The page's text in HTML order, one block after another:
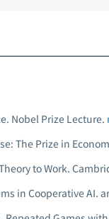
Nobel Prize Lecture.
The Prize in
to Work.
in Cooperative AI.